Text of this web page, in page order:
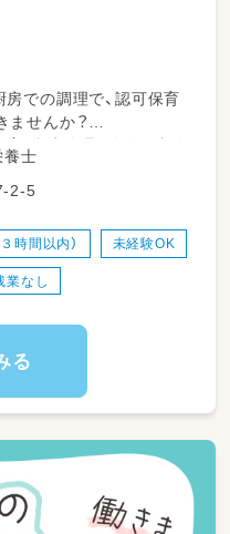
での調理で、認可保育
ませんか？
、衛生管理、簡単な事務
す。
どんぐりルーム甲子園」
預かりする定員１９名と
育施設です。
乳・卵を除去した給食
です。幅広い年齢の方が
なし
理栄養士
2-5
時間以内） 未経験OK
業なし
る